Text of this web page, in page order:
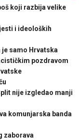
koji razbija velike
i ideoloških
je samo Hrvatska
pozdravom
nije izgledao manji
komunjarska banda
zaborava